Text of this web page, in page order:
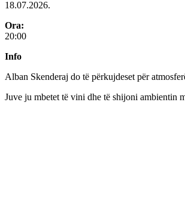
18.07.2026.
Ora:
20:00
Info
Alban Skenderaj do të përkujdeset për
Juve ju mbetet të vini dhe të shijoni ambientin